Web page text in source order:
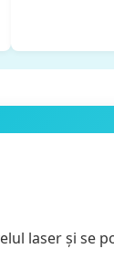
laser și se